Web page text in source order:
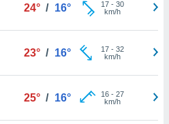
24° / 16° 17- 30
km/h
23° / 16° 17- 32
km/h
25° / 16° 16- 27
km/h